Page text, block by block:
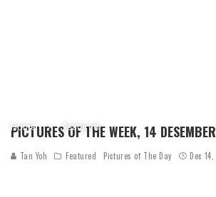
Home Featured
PICTURES OF THE WEEK, 14
Tan Yoh Featured Pictures of The Day Dec